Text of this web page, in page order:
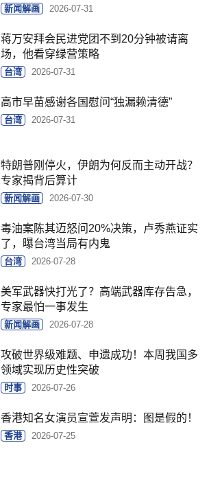
新闻解画 2026-07-31
蒋万安拜会民进党团不到20分钟被请离
场，他看穿绿营策略
台湾 2026-07-31
高市早苗感谢各国慰问“独漏赖清德”
台湾 2026-07-31
特朗普刚停火，伊朗为何反而主动开战？
专家揭背后算计
新闻解画 2026-07-30
毒油案陈其迈怒问20%决策，卢秀燕证实
了，曝台湾当局有内鬼
台湾 2026-07-28
美军武器快打光了？高端武器库存告急，
专家最怕一事发生
新闻解画 2026-07-28
攻破世界级难题、申遗成功！本周我国多
领域实现历史性突破
时事 2026-07-26
香港知名女演员宣萱发声明：图是假的！
香港 2026-07-25